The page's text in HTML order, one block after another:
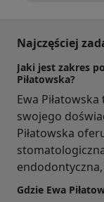
Najczęściej
Jaki jest zakres
Piłatowska?
Ewa
swojego
Piłatowska
Gdzie Ewa